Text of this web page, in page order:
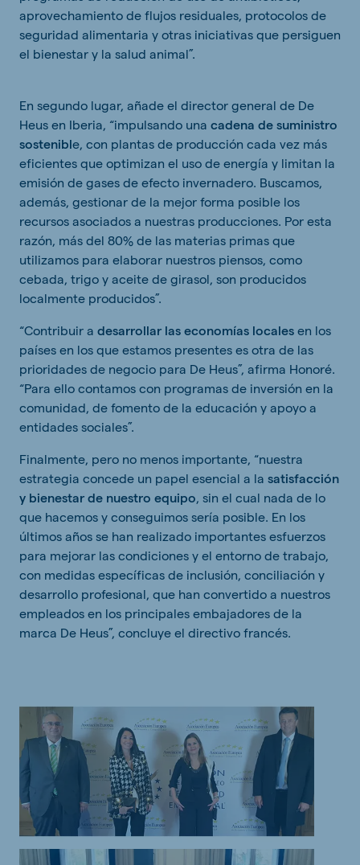
aprovechamiento de flujos residuales, protocolos de
seguridad alimentaria y otras iniciativas que persiguen
el bienestar y la salud animal”.
En segundo lugar, añade el director general de De
Heus en Iberia, “impulsando una cadena de suministro
sostenible, con plantas de producción cada vez más
eficientes que optimizan el uso de energía y limitan la
emisión de gases de efecto invernadero. Buscamos,
además, gestionar de la mejor forma posible los
recursos asociados a nuestras producciones. Por esta
razón, más del 80% de las materias primas que
utilizamos para elaborar nuestros piensos, como
cebada, trigo y aceite de girasol, son producidos
localmente producidos”.
“Contribuir a desarrollar las economías locales en los
países en los que estamos presentes es otra de las
prioridades de negocio para De Heus”, afirma Honoré.
“Para ello contamos con programas de inversión en la
comunidad, de fomento de la educación y apoyo a
entidades sociales”.
Finalmente, pero no menos importante, “nuestra
estrategia concede un papel esencial a la satisfacción
y bienestar de nuestro equipo, sin el cual nada de lo
que hacemos y conseguimos sería posible. En los
últimos años se han realizado importantes esfuerzos
para mejorar las condiciones y el entorno de trabajo,
con medidas específicas de inclusión, conciliación y
desarrollo profesional, que han convertido a nuestros
empleados en los principales embajadores de la
marca De Heus”, concluye el directivo francés.